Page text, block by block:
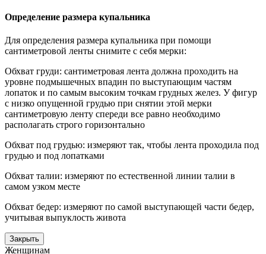
Определение размера купальника
Для определения размера купальника при помощи
сантиметровой ленты снимите с себя мерки:
Обхват груди: сантиметровая лента должна проходить на
уровне подмышечных впадин по выступающим частям
лопаток и по самым высоким точкам грудных желез. У фигур
с низко опущенной грудью при снятии этой мерки
сантиметровую ленту спереди все равно необходимо
располагать строго горизонтально
Обхват под грудью: измеряют так, чтобы лента проходила под
грудью и под лопатками
Обхват талии: измеряют по естественной линии талии в
самом узком месте
Обхват бедер: измеряют по самой выступающей части бедер,
учитывая выпуклость живота
Закрыть
Женщинам